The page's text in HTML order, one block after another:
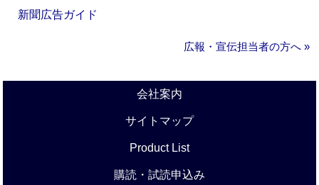
新聞広告ガイド
広報・宣伝担当者の方へ »
会社案内
サイトマップ
Product List
購読・試読申込み